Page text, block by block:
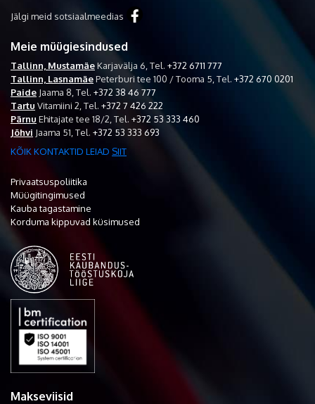
Jälgi meid sotsiaalmeedias
Meie müügiesindused
Tallinn, MustamäeKarjavälja 6, Tel. +372 6711 777
Tallinn, LasnamäePeterburi tee 100 / Tooma 5, Tel. +372 670 0201
Paide Jaama 8, Tel. +372 38 46 777
Tartu Vitamiini 2, Tel. +372 7 426 222
Pärnu Ehitajate tee 18/2, Tel. +372 53 333 460
Jõhvi Jaama 51, Tel. +372 53 333 693
KÕIK KONTAKTID LEIAD SIIT
Privaatsuspoliitika
Müügitingimused
Kauba tagastamine
Korduma kippuvad küsimused
Makseviisid